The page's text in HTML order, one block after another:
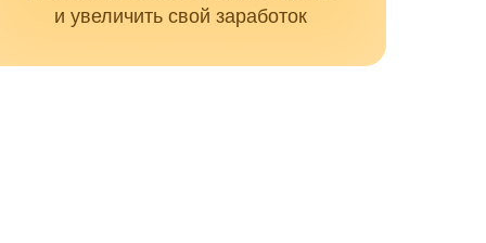
и увеличить свой заработок